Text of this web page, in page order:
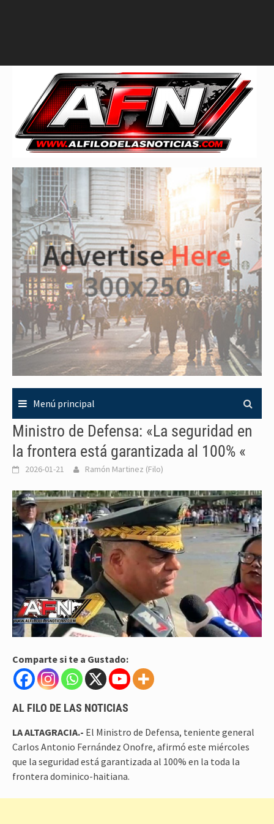
Menú principal
Ministro de Defensa: «La seguridad en
la frontera está garantizada al 100% «
2026-01-21 Ramón Martinez (Filo)
Comparte si te a Gustado:
AL FILO DE LAS NOTICIAS
LA ALTAGRACIA.- El Ministro de Defensa, teniente general
Carlos Antonio Fernández Onofre, afirmó este miércoles
que la seguridad está garantizada al 100% en la toda la
frontera dominico-haitiana.